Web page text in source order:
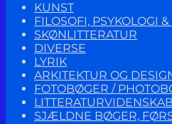
KUNST
FILOSOFI, PSYKOLOGI
SKØNLITTERATUR
DIVERSE
LYRIK
ARKITEKTUR OG
FOTOBØGER /
SJÆLDNE BØGER,